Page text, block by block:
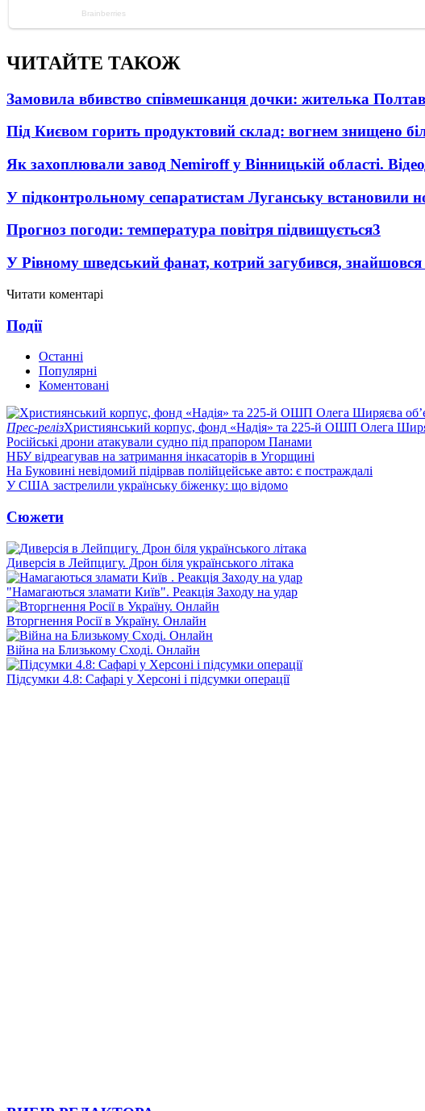
ЧИТАЙТЕ ТАКОЖ
Замовила вбивство співмешканця дочки: жителька
Під Києвом горить продуктовий склад: вогнем знищено
Як захоплювали завод Nemiroff у Вінницькій області.
У підконтрольному сепаратистам Луганську встановили
Прогноз погоди: температура повітря підвищується3
У Рівному шведський фанат, котрий загубився, знайшовся
Читати коментарі
Події
Останні
Популярні
Коментовані
Прес-релізХристиянський корпус, фонд «Надія» та 225-й ОШП Олега
Російські дрони атакували судно під прапором Панами
НБУ відреагував на затримання інкасаторів в Угорщині
На Буковині невідомий підірвав полійцейське авто: є постраждалі
У США застрелили українську біженку: що відомо
Сюжети
Диверсія в Лейпцигу. Дрон біля українського літака
"Намагаються зламати Київ". Реакція Заходу на удар
Вторгнення Росії в Україну. Онлайн
Війна на Близькому Сході. Онлайн
Підсумки 4.8: Сафарі у Херсоні і підсумки операції